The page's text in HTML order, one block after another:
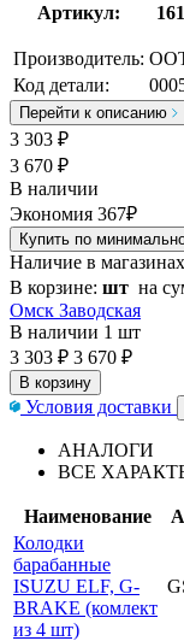
Артикул:
Производитель:
Код детали:
Перейти к описанию
3 303 ₽
3 670 ₽
В наличии
Экономия 367₽
Купить по
Наличие в магазинах
В корзине: шт на
Омск Заводская
В наличии 1 шт
3 303 ₽ 3 670 ₽
В корзину
Условия доставки
АНАЛОГИ
ВСЕ
Наименование
Колодки
барабанные
ISUZU ELF, G-
BRAKE (комлект
из 4 шт)